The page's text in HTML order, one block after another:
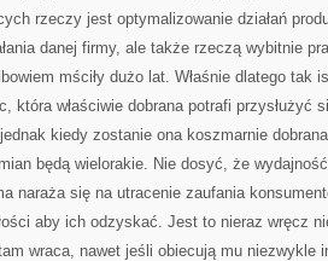
rzeczy jest optymalizowanie działań
danej firmy, ale także rzeczą wybitnie
mściły dużo lat. Właśnie dlatego tak
która właściwie dobrana potrafi przysłużyć
kiedy zostanie ona koszmarnie
będą wielorakie. Nie dosyć, że
naraża się na utracenie zaufania
aby ich odzyskać. Jest to nieraz wręcz
wraca, nawet jeśli obiecują mu niezwykle